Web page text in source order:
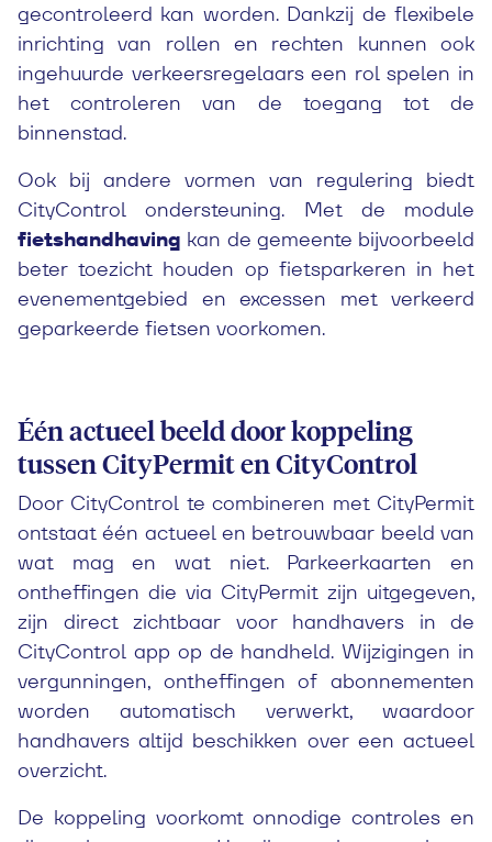
gecontroleerd kan worden. Dankzij de flexibele
inrichting van rollen en rechten kunnen ook
ingehuurde verkeersregelaars een rol spelen in
het controleren van de toegang tot de
binnenstad.
Ook bij andere vormen van regulering biedt
CityControl ondersteuning. Met de module
fietshandhaving kan de gemeente bijvoorbeeld
beter toezicht houden op fietsparkeren in het
evenementgebied en excessen met verkeerd
geparkeerde fietsen voorkomen.
Één actueel beeld door koppeling
tussen CityPermit en CityControl
Door CityControl te combineren met CityPermit
ontstaat één actueel en betrouwbaar beeld van
wat mag en wat niet. Parkeerkaarten en
ontheffingen die via CityPermit zijn uitgegeven,
zijn direct zichtbaar voor handhavers in de
CityControl app op de handheld. Wijzigingen in
vergunningen, ontheffingen of abonnementen
worden automatisch verwerkt, waardoor
handhavers altijd beschikken over een actueel
overzicht.
De koppeling voorkomt onnodige controles en